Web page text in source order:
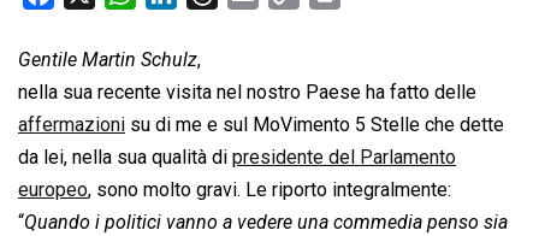
c
e
b
o
o
k
a
t
s
A
p
p
n
k
e
d
I
n
e
a
d
s
i
l
y
L
i
n
k
n
t
Gentile Martin Schulz,
nella sua recente visita nel nostro Paese ha fatto delle
affermazioni su di me e sul MoVimento 5 Stelle che dette
da lei, nella sua qualità di presidente del Parlamento
europeo, sono molto gravi. Le riporto integralmente:
“Quando i politici vanno a vedere una commedia penso sia